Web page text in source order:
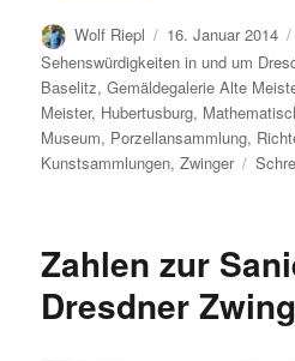
Autor
Wolf Riepl
Veröffentlicht
am
16. Januar 2014
Sehenswürdigkeiten in und um
Baselitz,Gemäldegalerie Alte
Meister, Hubertusburg,
Museum, Porzellansammlung,
Kunstsammlungen,Zwinger
Zahlen zur
Dresdner